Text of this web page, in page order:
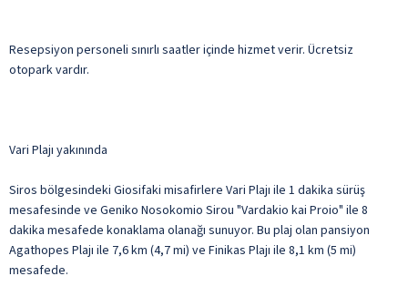
Resepsiyon personeli sınırlı saatler içinde hizmet verir. Ücretsiz
otopark vardır.
Vari Plajı yakınında
Siros bölgesindeki Giosifaki misafirlere Vari Plajı ile 1 dakika sürüş
mesafesinde ve Geniko Nosokomio Sirou "Vardakio kai Proio" ile 8
dakika mesafede konaklama olanağı sunuyor. Bu plaj olan pansiyon
Agathopes Plajı ile 7,6 km (4,7 mi) ve Finikas Plajı ile 8,1 km (5 mi)
mesafede.